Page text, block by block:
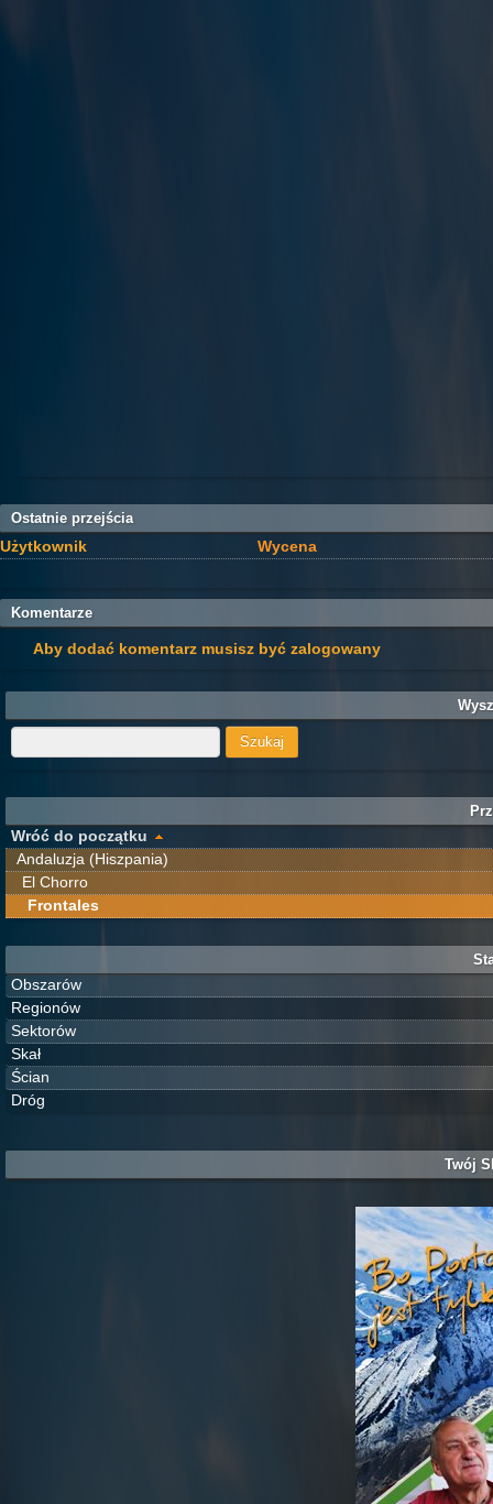
Ostatnie przejścia
Użytkownik Wycena
Komentarze
Aby dodać komentarz musisz być zalogowany
Wróć do początku
Andaluzja (Hiszpania)
El Chorro
Frontales
Obszarów
Regionów
Sektorów
Skał
Ścian
Dróg
Twój